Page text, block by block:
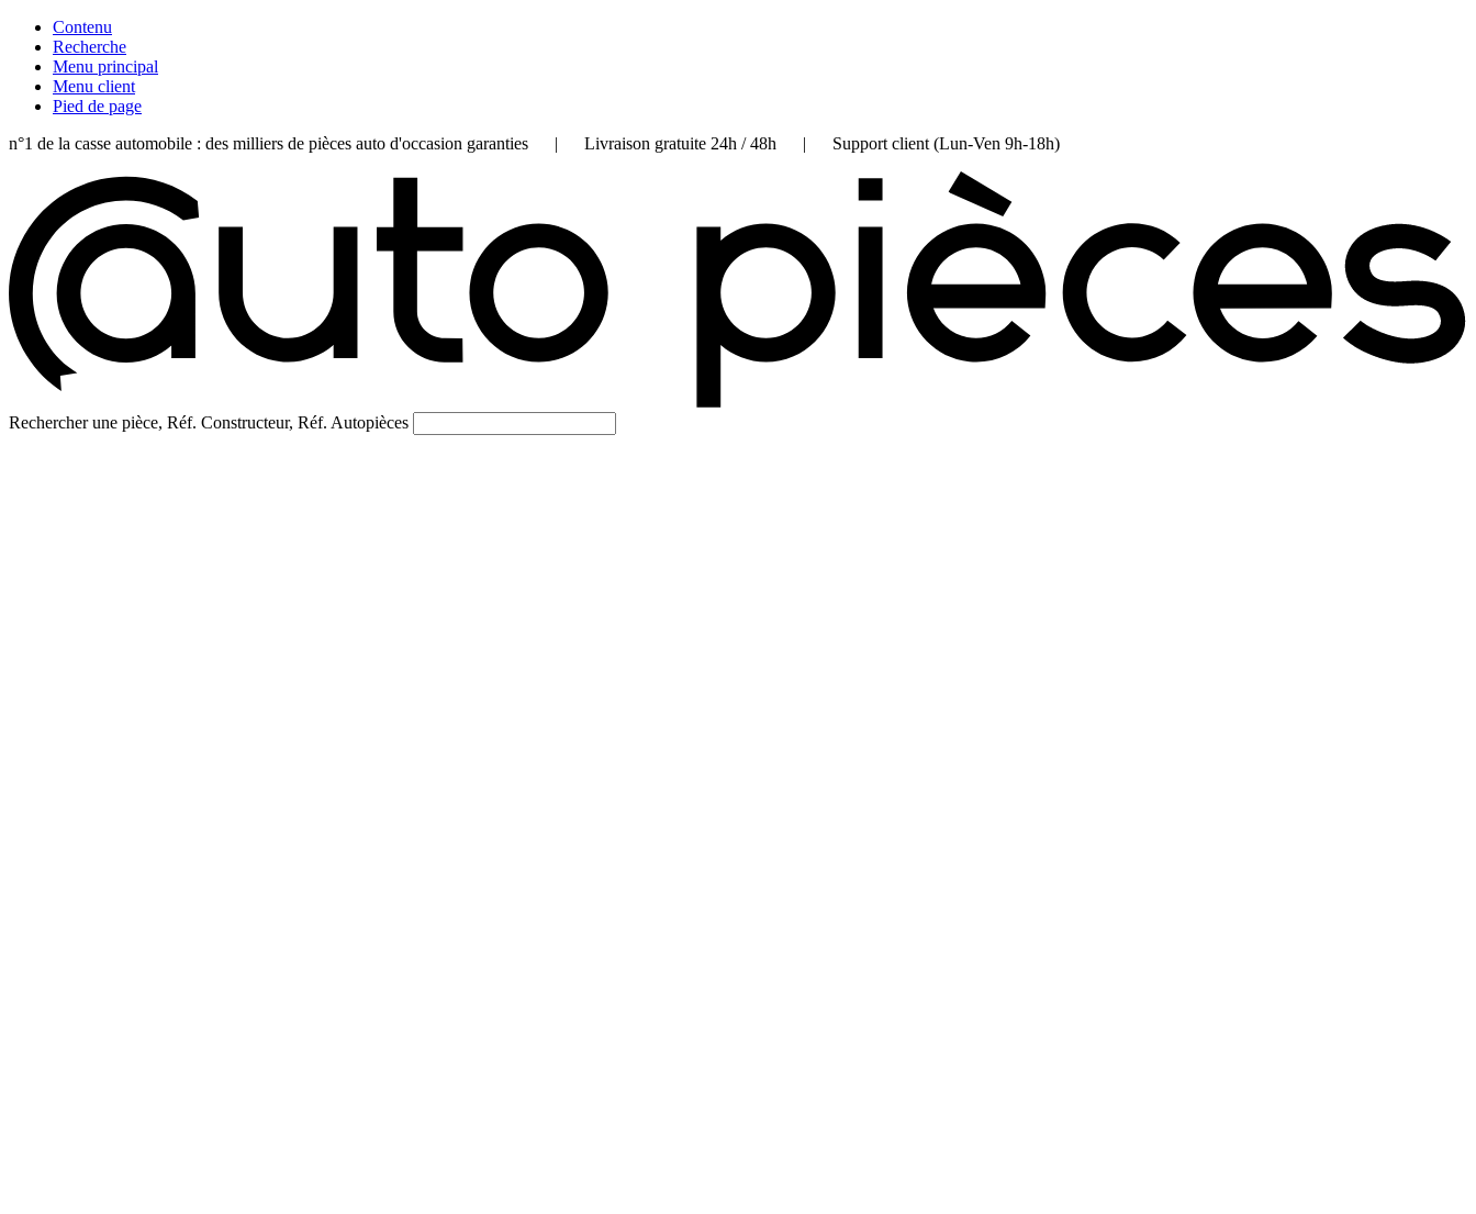
Contenu
Recherche
Menu principal
Menu client
Pied de page
n°1 de la casse automobile : des milliers de pièces auto d'occasion garanties | Livraison gratuite 24h / 48h | Support client (Lun-Ven 9h-18h)
Rechercher une pièce, Réf. Constructeur, Réf. Autopièces